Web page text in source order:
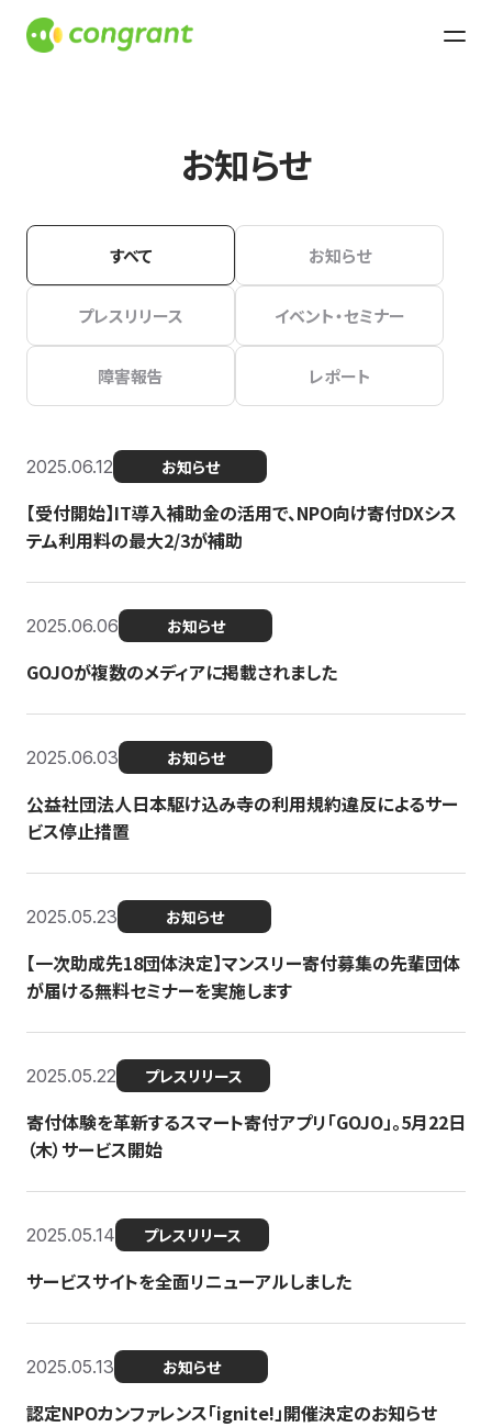
お知らせ
すべて お知らせ
プレスリリース イベント・セミナー
障害報告 レポート
2025.06.12 お知らせ
【受付開始】IT導入補助金の活用で、NPO向け寄付DXシス
テム利用料の最大2/3が補助
2025.06.06 お知らせ
GOJOが複数のメディアに掲載されました
2025.06.03 お知らせ
公益社団法人日本駆け込み寺の利用規約違反によるサー
ビス停止措置
2025.05.23 お知らせ
【一次助成先18団体決定】マンスリー寄付募集の先輩団体
が届ける無料セミナーを実施します
2025.05.22 プレスリリース
寄付体験を革新するスマート寄付アプリ「GOJO」。5月22日
（木）サービス開始
2025.05.14 プレスリリース
サービスサイトを全面リニューアルしました
2025.05.13 お知らせ
認定NPOカンファレンス「ignite!」開催決定のお知らせ